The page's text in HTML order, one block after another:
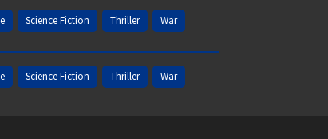
Science Fiction Thriller War
Science Fiction Thriller War